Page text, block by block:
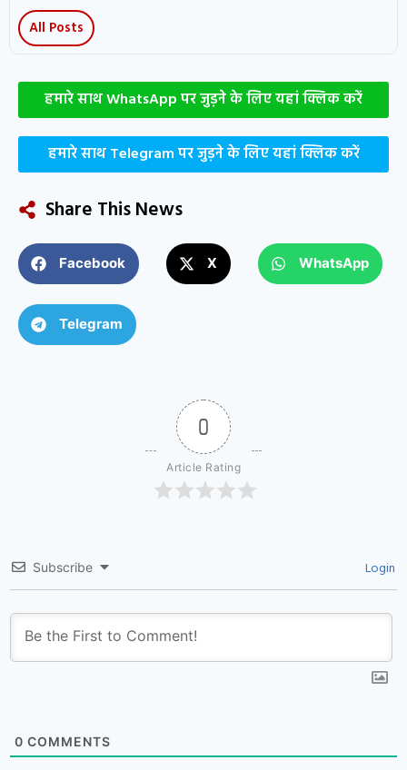
All Posts
हमारे साथ WhatsApp पर जुड़ने के लिए यहां क्लिक करें
हमारे साथ Telegram पर जुड़ने के लिए यहां क्लिक करें
Share This News
Facebook X WhatsApp
Telegram
0
Article Rating
Subscribe Login
0 COMMENTS